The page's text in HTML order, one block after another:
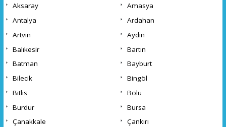
Aksaray
Amasya
Antalya
Ardahan
Artvin
Aydın
Balıkesir
Bartın
Batman
Bayburt
Bilecik
Bingöl
Bitlis
Bolu
Burdur
Bursa
Çanakkale
Çankırı